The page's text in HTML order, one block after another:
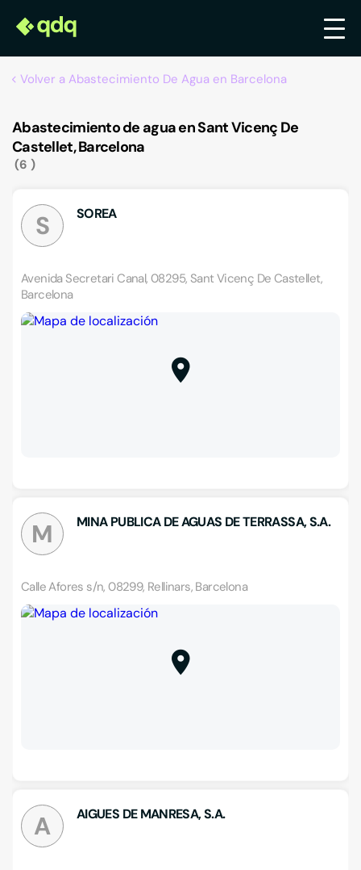
Volver a Abastecimiento De Agua en Barcelona
Abastecimiento de agua en Sant Vicenç De
Castellet, Barcelona
6
S SOREA
Avenida Secretari Canal, 08295, Sant Vicenç De Castellet,
Barcelona
M MINA PUBLICA DE AGUAS DE TERRASSA, S.A.
Calle Afores s/n, 08299, Rellinars, Barcelona
A AIGUES DE MANRESA, S.A.